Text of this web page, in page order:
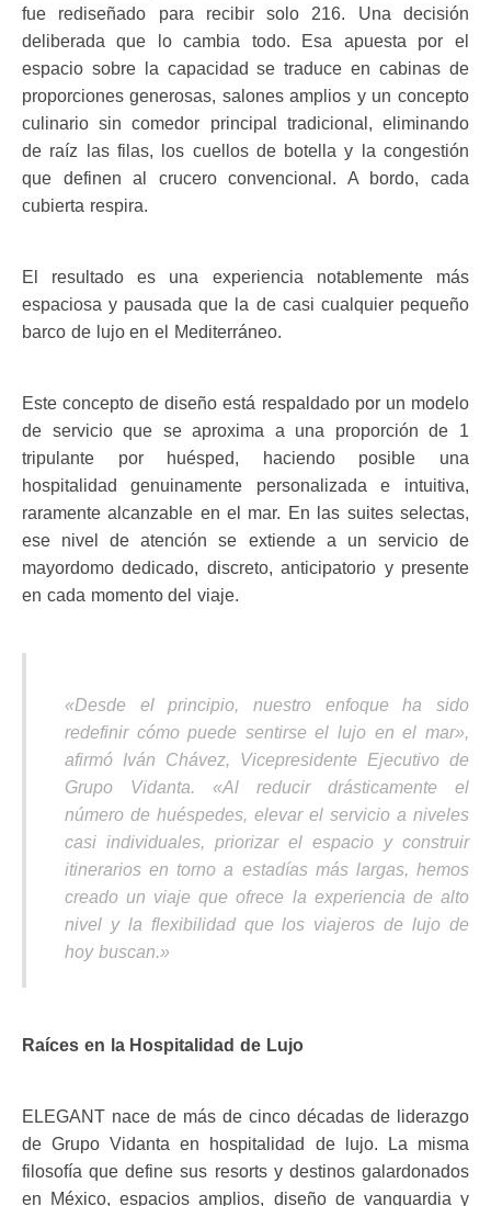
fue rediseñado para recibir solo 216. Una decisión
deliberada que lo cambia todo. Esa apuesta por el
espacio sobre la capacidad se traduce en cabinas de
proporciones generosas, salones amplios y un concepto
culinario sin comedor principal tradicional, eliminando
de raíz las filas, los cuellos de botella y la congestión
que definen al crucero convencional. A bordo, cada
cubierta respira.
El resultado es una experiencia notablemente más
espaciosa y pausada que la de casi cualquier pequeño
barco de lujo en el Mediterráneo.
Este concepto de diseño está respaldado por un modelo
de servicio que se aproxima a una proporción de 1
tripulante por huésped, haciendo posible una
hospitalidad genuinamente personalizada e intuitiva,
raramente alcanzable en el mar. En las suites selectas,
ese nivel de atención se extiende a un servicio de
mayordomo dedicado, discreto, anticipatorio y presente
en cada momento del viaje.
«Desde el principio, nuestro enfoque ha sido
redefinir cómo puede sentirse el lujo en el mar»,
afirmó Iván Chávez, Vicepresidente Ejecutivo de
Grupo Vidanta. «Al reducir drásticamente el
número de huéspedes, elevar el servicio a niveles
casi individuales, priorizar el espacio y construir
itinerarios en torno a estadías más largas, hemos
creado un viaje que ofrece la experiencia de alto
nivel y la flexibilidad que los viajeros de lujo de
hoy buscan.»
Raíces en la Hospitalidad de Lujo
ELEGANT nace de más de cinco décadas de liderazgo
de Grupo Vidanta en hospitalidad de lujo. La misma
filosofía que define sus resorts y destinos galardonados
en México, espacios amplios, diseño de vanguardia y